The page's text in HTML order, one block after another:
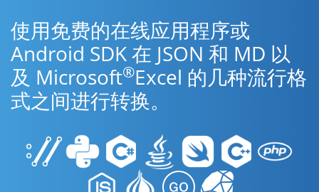
使用免费的在线应用程序或
Android SDK 在 JSON 和 MD 以
及 Microsoft®Excel 的几种流行格
式之间进行转换。